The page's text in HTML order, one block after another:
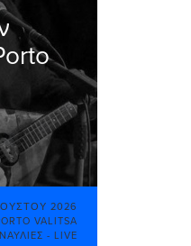
2026
VALITSA
- LIVE